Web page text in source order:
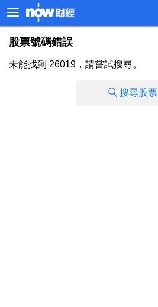
股票號碼錯誤
未能找到 26019，請嘗試搜尋。
搜尋股票